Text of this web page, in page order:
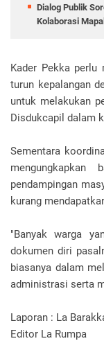
Dialog Publik
Kolaborasi
Kader Pekka perlu
turun kepalangan
untuk melakukan
Disdukcapil dalam
Sementara
mengungkapkan
pendampingan
kurang
"Banyak warga
dokumen diri
biasanya dalam
administrasi serta
Laporan : La
Editor La Rumpa